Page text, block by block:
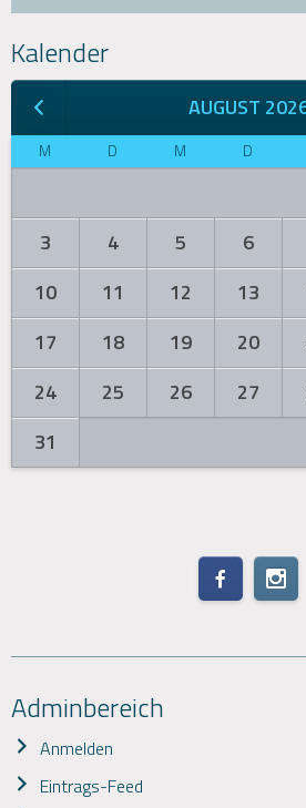
Kalender
AUGUST
M D M D
3
4 5 6
10
11 12 13
17
18 19 20
24
25 26 27
31
Adminbereich
Anmelden
Eintrags-Feed